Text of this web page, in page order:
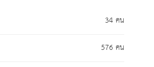
34 คน
576 คน